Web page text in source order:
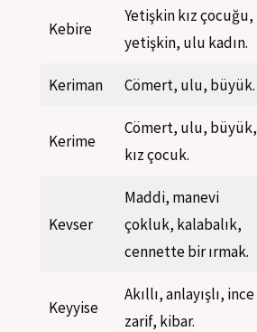
Kebire
Yetişkin kız çocuğu,
yetişkin, ulu kadın.
Keriman Cömert, ulu, büyük.
Kerime
Cömert, ulu, büyük,
kız çocuk.
Kevser
Maddi, manevi
çokluk, kalabalık,
cennette bir ırmak.
Keyyise
Akıllı, anlayışlı, ince
zarif, kibar.